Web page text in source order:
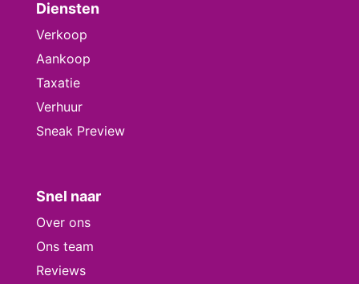
Diensten
Verkoop
Aankoop
Taxatie
Verhuur
Sneak Preview
Snel naar
Over ons
Ons team
Reviews